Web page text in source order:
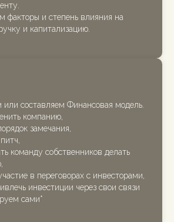
факторы и степень влияния на
и капитализацию.
или составляем Финансовая модель.
компанию,
замечания,
команду собственников делать
в переговорах с инвесторами,
инвестиции через свои связи
сами*